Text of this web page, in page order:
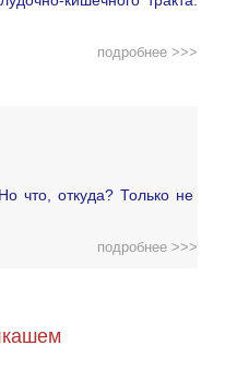
подробнее >>>
что, откуда? Только не
подробнее >>>